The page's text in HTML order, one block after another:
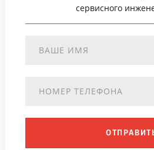
сервисного